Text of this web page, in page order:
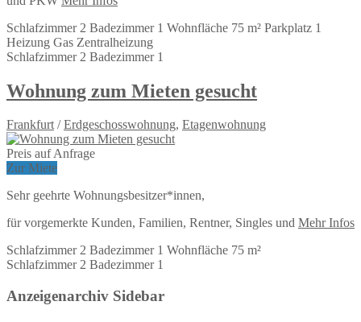
Schlafzimmer 2 Badezimmer 1 Wohnfläche 75 m² Parkplatz 1
Heizung Gas Zentralheizung
Schlafzimmer 2 Badezimmer 1
Wohnung zum Mieten gesucht
Frankfurt/Erdgeschosswohnung, Etagenwohnung
Preis auf Anfrage
Zur Miete
Sehr geehrte Wohnungsbesitzer*innen,
für vorgemerkte Kunden, Familien, Rentner, Singles und Mehr Infos
Schlafzimmer 2 Badezimmer 1 Wohnfläche 75 m²
Schlafzimmer 2 Badezimmer 1
Anzeigenarchiv Sidebar